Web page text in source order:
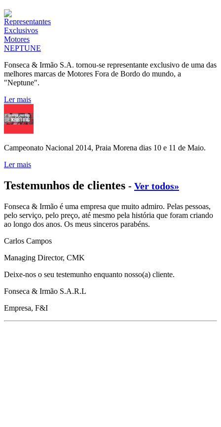
Fonseca & Irmão S.A. tornou-se representante exclusivo de uma das
melhores marcas de Motores Fora de Bordo do mundo, a
"Neptune".
Ler mais
Campeonato Nacional 2014, Praia Morena dias 10 e 11 de Maio.
Ler mais
Testemunhos de clientes - Ver todos»
Fonseca & Irmão é uma empresa que muito admiro. Pelas pessoas,
pelo serviço, pelo preço, até mesmo pela história que foram criando
ao longo dos anos. Os meus sinceros parabéns.
Carlos Campos
Managing Director, CMK
Deixe-nos o seu testemunho enquanto nosso(a) cliente.
Fonseca & Irmão S.A.R.L
Empresa, F&I